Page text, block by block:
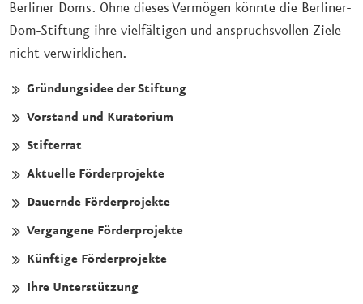
Berliner Doms. Ohne dieses Vermögen könnte die Berliner-
Dom-Stiftung ihre vielfältigen und anspruchsvollen Ziele
nicht verwirklichen.
Gründungsidee der Stiftung
Vorstand und Kuratorium
Stifterrat
Aktuelle Förderprojekte
Dauernde Förderprojekte
Vergangene Förderprojekte
Künftige Förderprojekte
Ihre Unterstützung